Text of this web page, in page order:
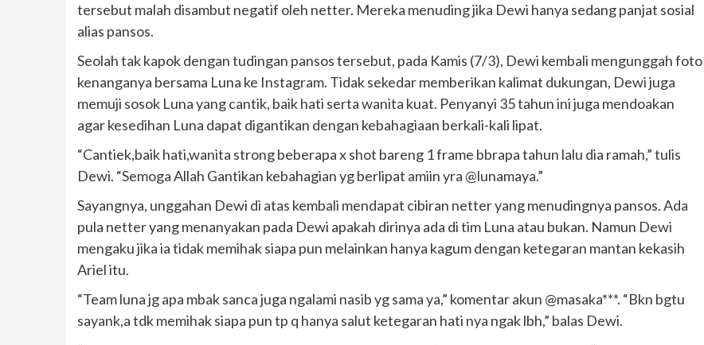
tersebut malah disambut negatif oleh netter. Mereka menuding jika Dewi hanya sedang panjat sosial
alias pansos.
Seolah tak kapok dengan tudingan pansos tersebut, pada Kamis (7/3), Dewi kembali mengunggah foto
kenanganya bersama Luna ke Instagram. Tidak sekedar memberikan kalimat dukungan, Dewi juga
memuji sosok Luna yang cantik, baik hati serta wanita kuat. Penyanyi 35 tahun ini juga mendoakan
agar kesedihan Luna dapat digantikan dengan kebahagiaan berkali-kali lipat.
“Cantiek,baik hati,wanita strong beberapa x shot bareng 1 frame bbrapa tahun lalu dia ramah,” tulis
Dewi. “Semoga Allah Gantikan kebahagian yg berlipat amiin yra @lunamaya.”
Sayangnya, unggahan Dewi di atas kembali mendapat cibiran netter yang menudingnya pansos. Ada
pula netter yang menanyakan pada Dewi apakah dirinya ada di tim Luna atau bukan. Namun Dewi
mengaku jika ia tidak memihak siapa pun melainkan hanya kagum dengan ketegaran mantan kekasih
Ariel itu.
“Team luna jg apa mbak sanca juga ngalami nasib yg sama ya,” komentar akun @masaka***. “Bkn bgtu
sayank,a tdk memihak siapa pun tp q hanya salut ketegaran hati nya ngak lbh,” balas Dewi.